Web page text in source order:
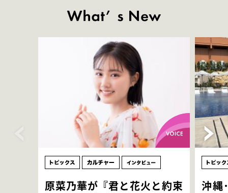
原菜乃華が『君と花火と約束
沖縄